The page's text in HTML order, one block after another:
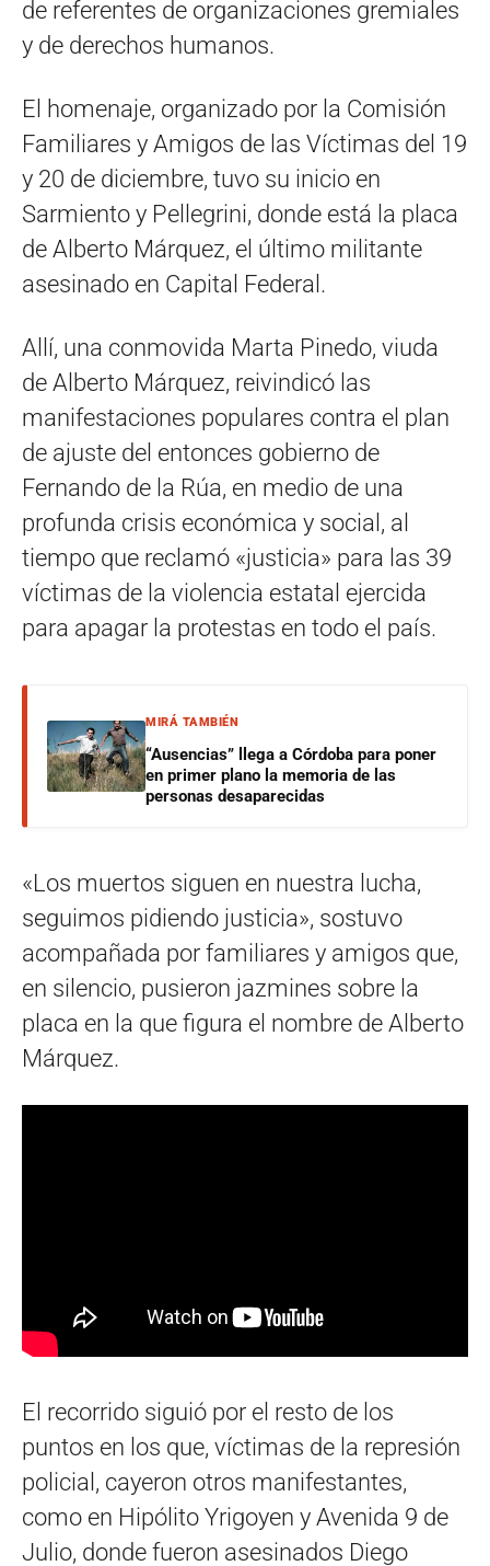
de referentes de organizaciones gremiales
y de derechos humanos.
El homenaje, organizado por la Comisión
Familiares y Amigos de las Víctimas del 19
y 20 de diciembre, tuvo su inicio en
Sarmiento y Pellegrini, donde está la placa
de Alberto Márquez, el último militante
asesinado en Capital Federal.
Allí, una conmovida Marta Pinedo, viuda
de Alberto Márquez, reivindicó las
manifestaciones populares contra el plan
de ajuste del entonces gobierno de
Fernando de la Rúa, en medio de una
profunda crisis económica y social, al
tiempo que reclamó «justicia» para las 39
víctimas de la violencia estatal ejercida
para apagar la protestas en todo el país.
MIRÁ TAMBIÉN
“Ausencias” llega a Córdoba para poner
en primer plano la memoria de las
personas desaparecidas
«Los muertos siguen en nuestra lucha,
seguimos pidiendo justicia», sostuvo
acompañada por familiares y amigos que,
en silencio, pusieron jazmines sobre la
placa en la que figura el nombre de Alberto
Márquez.
El recorrido siguió por el resto de los
puntos en los que, víctimas de la represión
policial, cayeron otros manifestantes,
como en Hipólito Yrigoyen y Avenida 9 de
Julio, donde fueron asesinados Diego